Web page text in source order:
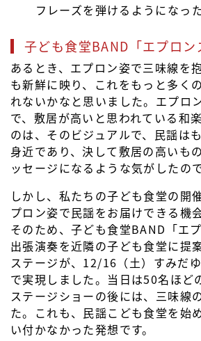
フレーズを弾けるようになっ
子ども食堂BAND「エプロン
あるとき、エプロン姿で三味線を
も新鮮に映り、これをもっと多く
れないかなと思いました。エプロ
で、敷居が高いと思われている和
のは、そのビジュアルで、民謡は
身近であり、決して敷居の高いも
ッセージになるような気がしたので
しかし、私たちの子ども食堂の開
プロン姿で民謡をお届けできる機
そのため、子ども食堂BAND「エ
出張演奏を近隣の子ども食堂に提
ステージが、12/16（土）すみだ
で実現しました。当日は50名ほど
ステージショーの後には、三味線
た。これも、民謡こども食堂を始
い付かなかった発想です。